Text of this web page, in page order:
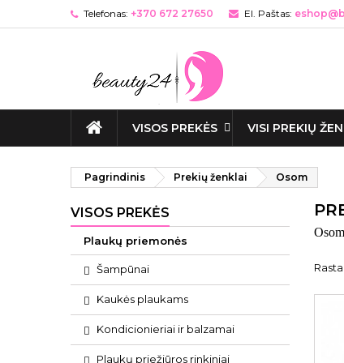
Telefonas: +370 672 27650 El. Paštas:
VISOS PREKĖS VISI PREKIŲ
Pagrindinis Prekių ženklai Osom
VISOS PREKĖS
Plaukų priemonės
Šampūnai
Kaukės plaukams
Kondicionieriai ir balzamai
Plaukų priežiūros rinkiniai